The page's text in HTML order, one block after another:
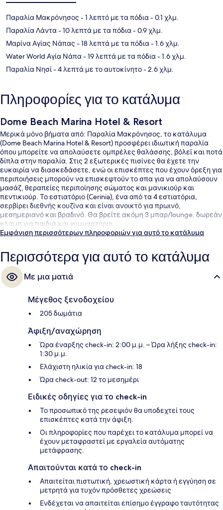
Παραλία Μακρόνησος - 1 λεπτό με τα πόδια- 0.1 χλμ.
Παραλία Λάντα- 10 λεπτά με τα πόδια- 0.9 χλμ.
Μαρίνα Αγίας Νάπας - 18 λεπτά με τα πόδια- 1.6 χλμ.
Water World Αγία Νάπα- 19 λεπτά με τα πόδια- 1.6 χλμ.
Παραλία Νησί- 4 λεπτά με το αυτοκίνητο- 2.6 χλμ.
Πληροφορίες για το κατάλυμα
Dome Beach Marina Hotel & Resort
Μερικά μόνο βήματα από: Παραλία Μακρόνησος, το κατάλυμα
(Dome Beach Marina Hotel & Resort) προσφέρει ιδιωτική παραλία
όπου μπορείτε να απολαύσετε ομπρέλες θαλάσσης, βόλεϊ και ποτά
δίπλα στην παραλία. Στις 2 εξωτερικές πισίνες θα έχετε την
ευκαιρία να διασκεδάσετε, ενώ οι επισκέπτες που έχουν όρεξη για
περιποιήσεις μπορούν να επισκεφτούν το σπα για να απολαύσουν
μασάζ, θεραπείες περιποίησης σώματος και μανικιούρ και
πεντικιούρ. Το εστιατόριο (Cerinia), ένα από τα 4 εστιατόρια,
σερβίρει διεθνής κουζίνα και είναι ανοικτό για πρωινό,
μεσημεριανό και βραδινό. Θα βρείτε ακόμη 3 μπαρ/lounge, δωρεάν
κλαμπ για παιδιά και γυμναστήριο.
Εμφάνιση περισσότερων πληροφοριών για αυτό το κατάλυμα
Περισσότερα για αυτό το κατάλυμα
Με μια ματιά
Μέγεθος ξενοδοχείου
205 δωμάτια
Άφιξη/αναχώρηση
Ώρα έναρξης check-in: 2:00 μ.μ. – Ώρα λήξης check-in:
1:30 μ.μ.
Ελάχιστη ηλικία για check-in: 18
Ώρα check-out: 12 το μεσημέρι
Ειδικές οδηγίες για το check-in
Το προσωπικό της ρεσεψιόν θα υποδεχτεί τους
επισκέπτες κατά την άφιξη.
Οι πληροφορίες που παρέχει το κατάλυμα μπορεί να
έχουν μεταφραστεί με εργαλεία αυτόματης
μετάφρασης.
Απαιτούνται κατά το check-in
Απαιτείται πιστωτική, χρεωστική κάρτα ή εγγύηση σε
μετρητά για τυχόν πρόσθετες χρεώσεις
Ενδέχεται να απαιτείται επίσημο έγγραφο ταυτότητας